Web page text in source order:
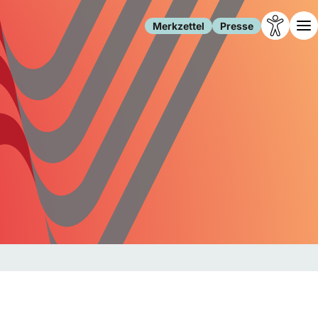
Merkzettel Presse
Leben
Familie
Freizeit
Gesundheit
Internet
Gesellschaft
Forschung
Migration
Polizei